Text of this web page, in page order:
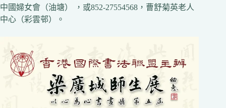
中國婦女會（油塘） ，或852-27554568，曹舒菊英老人
中心（彩雲邨）。